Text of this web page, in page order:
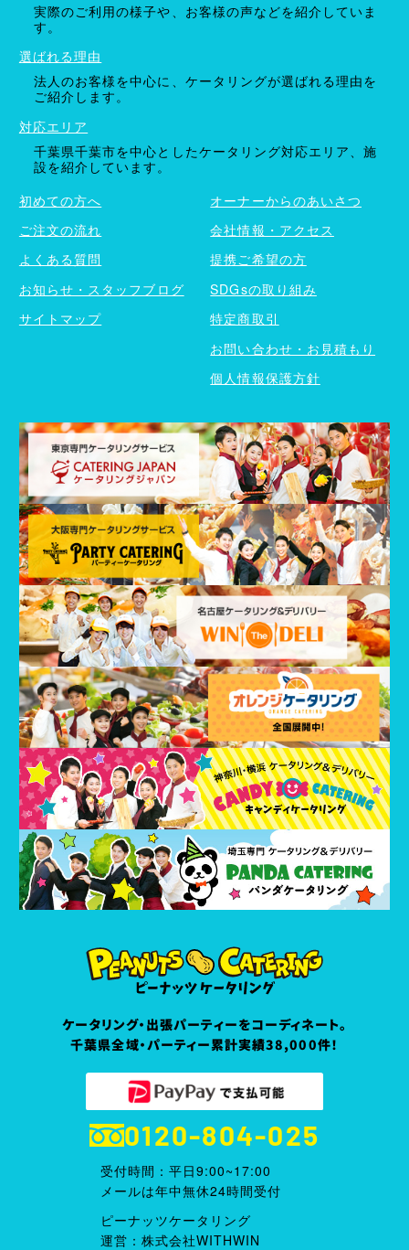
ケータリング・出張パーティーをコーディネート。
千葉県全域・パーティー累計実績38,000件！
0120-804-025
受付時間：平日9:00~17:00
メールは年中無休24時間受付
ピーナッツケータリング
運営：株式会社WITHWIN
実際のご利用の様子や、お客様の声などを紹介していま
す。
選ばれる理由
法人のお客様を中心に、ケータリングが選ばれる理由を
ご紹介します。
対応エリア
千葉県千葉市を中心としたケータリング対応エリア、施
設を紹介しています。
初めての方へ
ご注文の流れ
よくある質問
お知らせ・スタッフブログ
サイトマップ
オーナーからのあいさつ
会社情報・アクセス
提携ご希望の方
SDGsの取り組み
特定商取引
お問い合わせ・お見積もり
個人情報保護方針